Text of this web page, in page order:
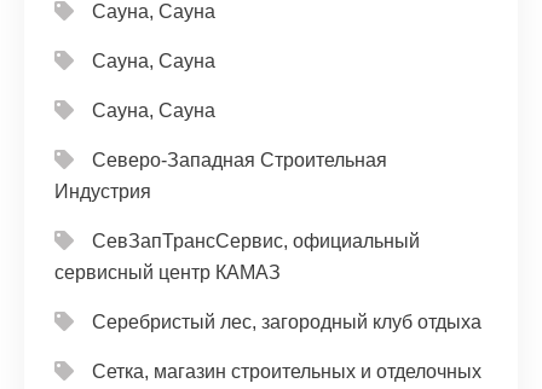
Сауна, Сауна
Сауна, Сауна
Сауна, Сауна
Северо-Западная Строительная
Индустрия
СевЗапТрансСервис, официальный
сервисный центр КАМАЗ
Серебристый лес, загородный клуб отдыха
Сетка, магазин строительных и отделочных